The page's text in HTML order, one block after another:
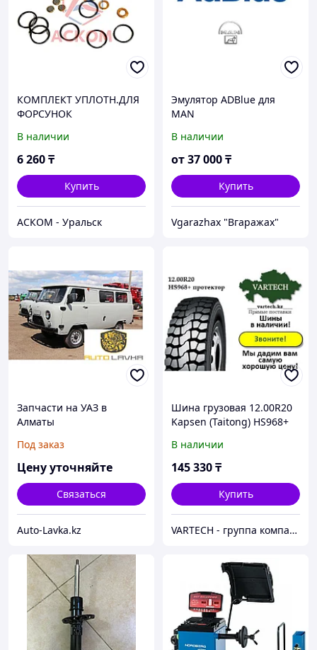
КОМПЛЕКТ УПЛОТН.ДЛЯ
ФОРСУНОК
ЬТ8),КАМРТИ
В наличии
6 260₸
Купить
АСКОМ - Уральск
Эмулятор ADBlue для
MAN
В наличии
от37 000₸
Купить
Vgarazhax "Вгаражах"
Запчасти на УАЗ в
Алматы
Под заказ
Цену уточняйте
Связаться
Auto-Lavka.kz
Шина грузовая 12.00R20
Kapsen (Taitong) HS968+
В наличии
145 330₸
Купить
VARTECH - группа компаний